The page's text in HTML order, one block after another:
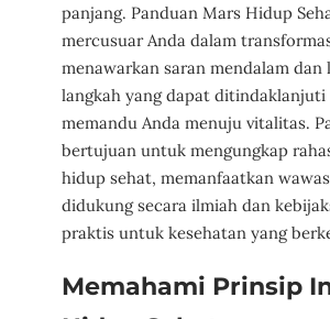
panjang. Panduan Mars Hidup
mercusuar Anda dalam
menawarkan saran mendalam dan
langkah yang dapat
memandu Anda menuju vitalitas.
bertujuan untuk mengungkap
hidup sehat, memanfaatkan
didukung secara ilmiah dan
praktis untuk kesehatan yang
Memahami Prinsip